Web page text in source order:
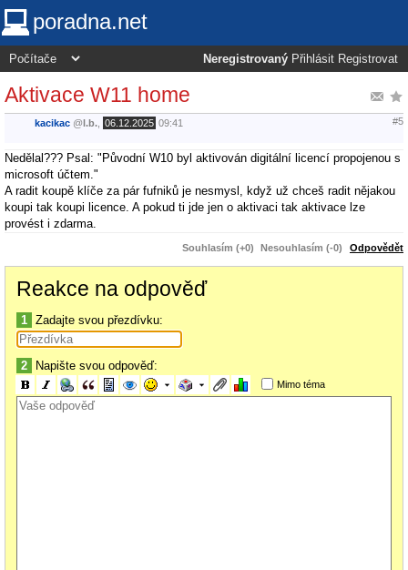
poradna.net
Neregistrovaný Přihlásit Registrovat
Aktivace W11 home
kacikac @l.b. 06.12.2025 09:41 #5
Nedělal??? Psal: "Původní W10 byl aktivován digitální licencí propojenou s
microsoft účtem."
A radit koupě klíče za pár fufniků je nesmysl, když už chceš radit nějakou
koupi tak koupi licence. A pokud ti jde jen o aktivaci tak aktivace lze
provést i zdarma.
Souhlasím (+0) Nesouhlasím (-0) Odpovědět
Reakce na odpověď
1 Zadajte svou přezdívku:
2 Napište svou odpověď:
Mimo téma